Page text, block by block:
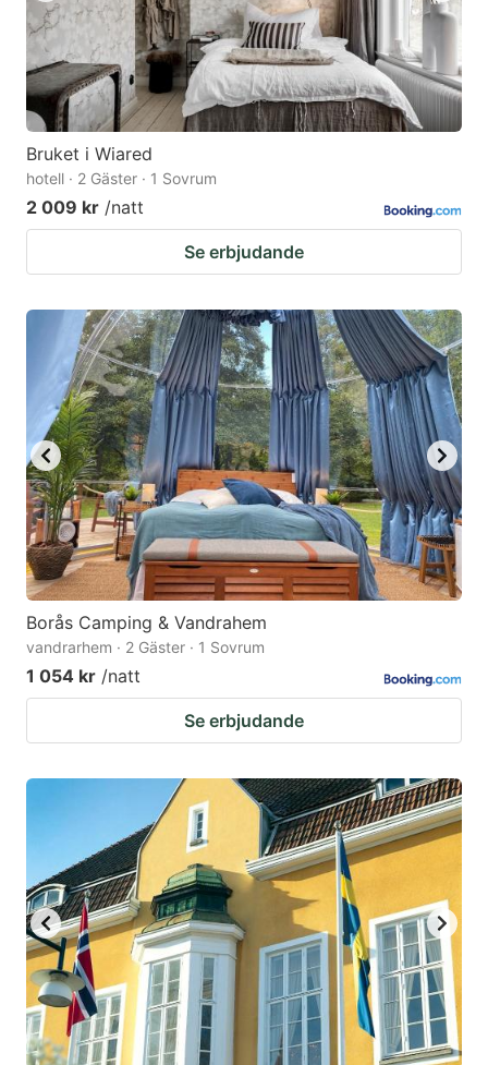
Bruket i Wiared
hotell · 2 Gäster · 1 Sovrum
2 009 kr /natt
Se erbjudande
Borås Camping & Vandrahem
vandrarhem · 2 Gäster · 1 Sovrum
1 054 kr /natt
Se erbjudande